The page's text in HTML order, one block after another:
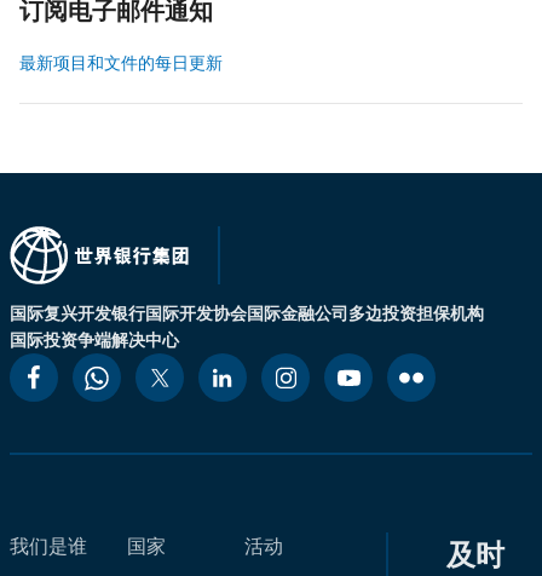
订阅电子邮件通知
最新项目和文件的每日更新
国际复兴开发银行国际开发协会国际金融公司多边投资担保机构
国际投资争端解决中心
我们是谁
国家
活动
及时